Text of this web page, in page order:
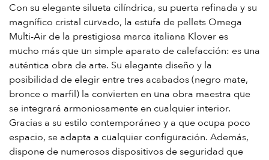
Con su elegante silueta cilíndrica, su puerta refinada y su
magnífico cristal curvado, la estufa de pellets Omega
Multi-Air de la prestigiosa marca italiana Klover es
mucho más que un simple aparato de calefacción: es una
auténtica obra de arte. Su elegante diseño y la
posibilidad de elegir entre tres acabados (negro mate,
bronce o marfil) la convierten en una obra maestra que
se integrará armoniosamente en cualquier interior.
Gracias a su estilo contemporáneo y a que ocupa poco
espacio, se adapta a cualquier configuración. Además,
dispone de numerosos dispositivos de seguridad que